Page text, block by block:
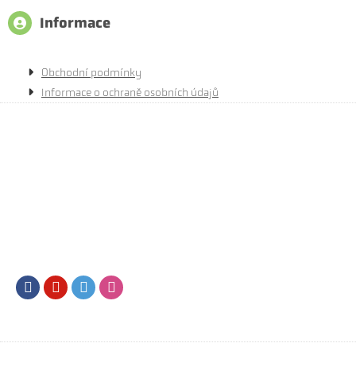
Informace
Obchodní podmínky
Informace o ochraně osobních údajů
FacebookYoutubeTwitter